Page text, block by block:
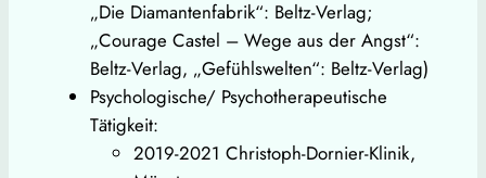
„Die Diamantenfabrik“: Beltz-Verlag;
„Courage Castel – Wege aus der Angst“:
Beltz-Verlag, „Gefühlswelten“: Beltz-Verlag)
Psychologische/ Psychotherapeutische
Tätigkeit:
2019-2021 Christoph-Dornier-Klinik,